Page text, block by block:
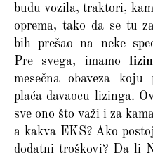
budu vozila, traktori,
oprema, tako da se tu
bih prešao na neke
Pre svega, imamo
mesečna obaveza
plaća davaocu lizinga.
sve ono što važi i za
a kakva EKS? Ako
dodatni troškovi? Da li